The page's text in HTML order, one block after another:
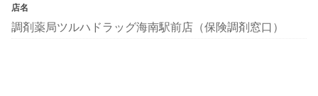
店名
調剤薬局ツルハドラッグ海南駅前店（保険調剤窓口）